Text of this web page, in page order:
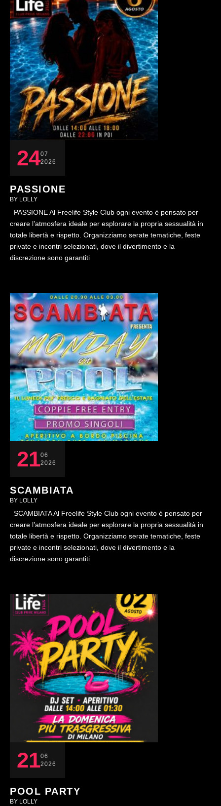
2407
2026
PASSIONE
BY LOLLY
PASSIONE Al Freelife Style Club ogni evento è pensato per
creare l’atmosfera ideale per esplorare la propria sessualità in
totale libertà e rispetto. Organizziamo serate tematiche, feste
private e incontri selezionati, dove il divertimento e la
discrezione sono garantiti
2106
2026
SCAMBIATA
BY LOLLY
SCAMBIATA Al Freelife Style Club ogni evento è pensato per
creare l’atmosfera ideale per esplorare la propria sessualità in
totale libertà e rispetto. Organizziamo serate tematiche, feste
private e incontri selezionati, dove il divertimento e la
discrezione sono garantiti
2106
2026
POOL PARTY
BY LOLLY